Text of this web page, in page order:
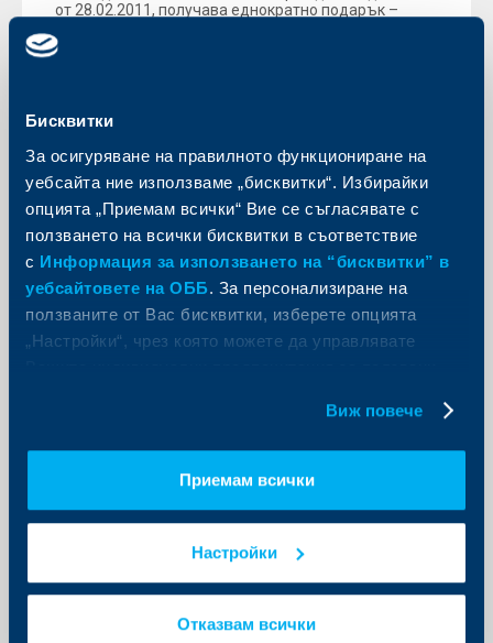
Бисквитки
За осигуряване на правилното функциониране на
уебсайта ние използваме „бисквитки“. Избирайки
опцията „Приемам всички“ Вие се съгласявате с
ползването на всички бисквитки в съответствие
с Информация за използването на “бисквитки” в
уебсайтовете на ОББ. За персонализиране на
ползваните от Вас бисквитки, изберете опцията
„Настройки“, чрез която можете да управлявате
Виж повече
Приемам всички
Настройки
Отказвам всички
от 28.02.2011, получава еднократно подарък –
KBC Банк
Райфайзен Банк Интернешънъл
придобива 70% от Полбанк
Стойността на сделката за 70% е 490 милиона евро
в брой
Съобщения за клиенти
Игра на Обединена българска
банка „101 награди”